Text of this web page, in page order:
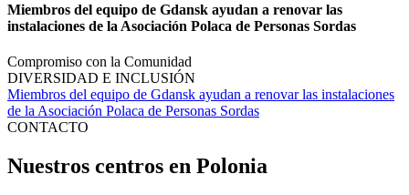
Miembros del equipo de Gdansk ayudan a renovar las
instalaciones de la Asociación Polaca de Personas Sordas
Compromiso con la Comunidad
DIVERSIDAD E INCLUSIÓN
Miembros del equipo de Gdansk ayudan a renovar las instalaciones
de la Asociación Polaca de Personas Sordas
CONTACTO
Nuestros centros en Polonia